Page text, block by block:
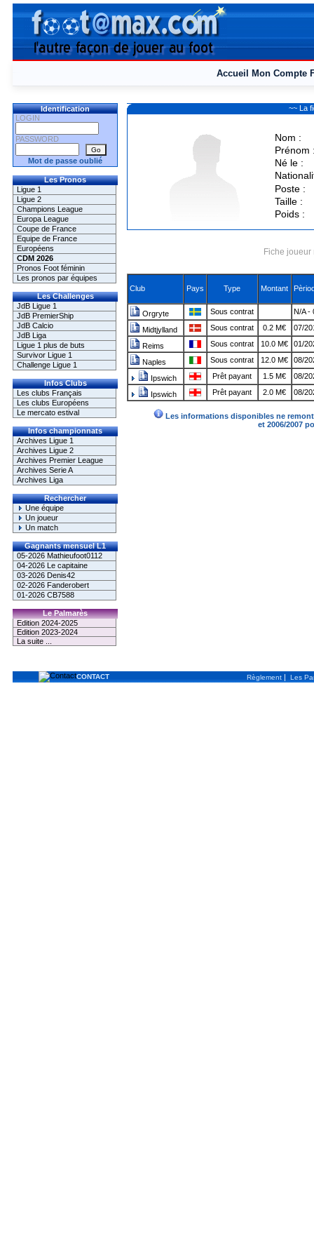
Accueil Mon Compte
Identification
LOGIN
PASSWORD
Mot de passe oublié
Les Pronos
Ligue 1
Ligue 2
Champions League
Europa League
Coupe de France
Equipe de France
Européens
CDM 2026
Pronos Foot féminin
Les pronos par équipes
Les Challenges
JdB Ligue 1
JdB PremierShip
JdB Calcio
JdB Liga
Ligue 1 plus de buts
Survivor Ligue 1
Challenge Ligue 1
Infos Clubs
Les clubs Français
Les clubs Européens
Le mercato estival
Infos championnats
Archives Ligue 1
Archives Ligue 2
Archives Premier League
Archives Serie A
Archives Liga
Rechercher
Une équipe
Un joueur
Un match
Gagnants mensuel L1
05-2026 Mathieufoot0112
04-2026 Le capitaine
03-2026 Denis42
02-2026 Fanderobert
01-2026 CB7588
Le Palmarès
Edition 2024-2025
Edition 2023-2024
La suite ...
~~ La
Nom :
Prénom
Né le :
Poste :
Taille :
Poids :
Fiche
Club Pays Type Montant
Orgryte Sous contrat N/A -
Midtjylland Sous contrat 0.2 M€ 07/
Reims Sous contrat 10.0 M€ 01/
Naples Sous contrat 12.0 M€ 08/
Ipswich Prêt payant 1.5 M€ 08/
Ipswich Prêt payant 2.0 M€ 08/
Les informations disponibles ne
et 2006/2007
CONTACT Règlement| Les